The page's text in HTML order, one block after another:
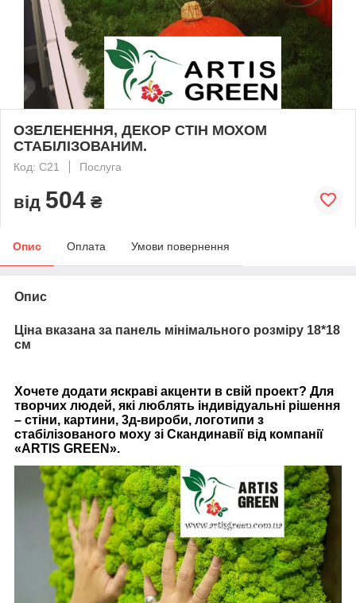
ОЗЕЛЕНЕННЯ, ДЕКОР СТІН МОХОМ
СТАБІЛІЗОВАНИМ.
Код: С21 Послуга
від 504 ₴
Опис Оплата Умови повернення
Опис
Ціна вказана за панель мінімального розміру 18*18
см
Хочете додати яскраві акценти в свій проект? Для
творчих людей, які люблять індивідуальні рішення
– стіни, картини, 3д-вироби, логотипи з
стабілізованого моху зі Скандинавії від компанії
«ARTIS GREEN».